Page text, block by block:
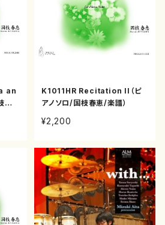
an
春
K1011HR Recitation II（ピ
アノソロ/国枝春恵/楽譜）
¥2,200